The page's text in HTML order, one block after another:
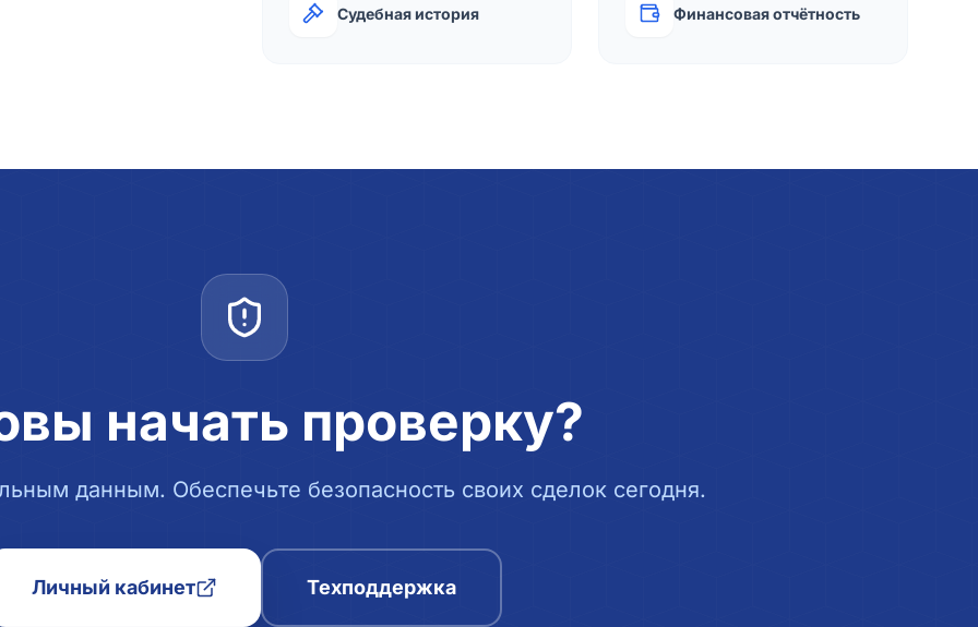
Судебная история Финансовая отчётность
начать проверку?
данным. Обеспечьте безопасность своих сделок сегодня.
Личный кабинет Техподдержка